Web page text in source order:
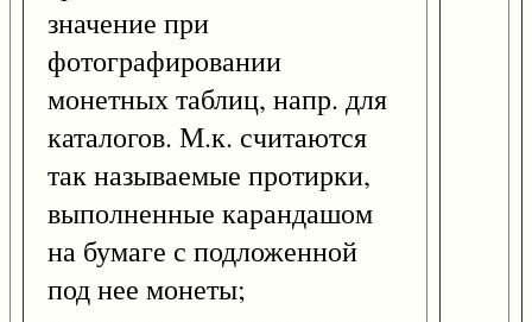
значение при
фотографировании
монетных таблиц, напр. для
каталогов. М.к. считаются
так называемые протирки,
выполненные карандашом
на бумаге с подложенной
под нее монеты;